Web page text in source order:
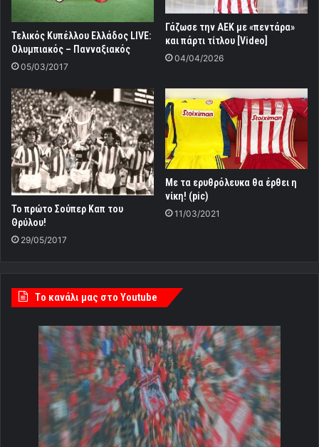
Τελικός Κυπέλλου Ελλάδος LIVE:
Ολυμπιακός – Πανναξιακός
05/03/2017
Γάζωσε την ΑΕΚ με «πεντάρα»
και πάρτι τίτλου [Video]
04/04/2026
Το πρώτο Σούπερ Καπ του
Θρύλου!
29/05/2017
Με τα ερυθρόλευκα θα έρθει η
νίκη! (pic)
11/03/2021
Tο κανάλι μας στο Youtube